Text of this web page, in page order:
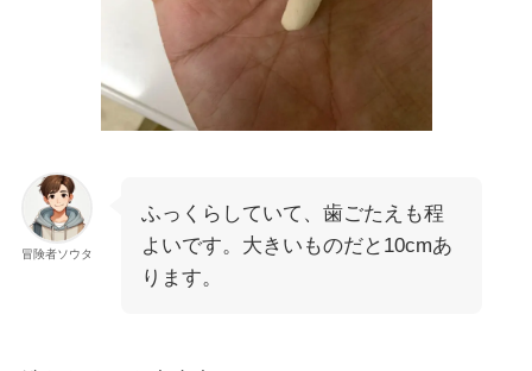
冒険者ソウタ
ふっくらしていて、歯ごたえも程
よいです。大きいものだと10cmあ
ります。